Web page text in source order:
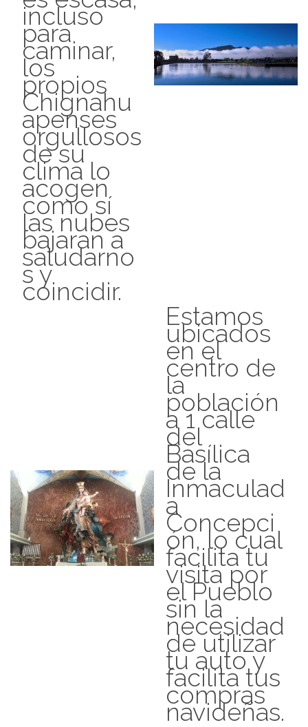
incluso
para
caminar,
los
propios
Chignahu
apenses
orgullosos
de su
clima lo
acogen
como sí
las nubes
bajaran a
saludarno
s y
coincidir.
Estamos
ubicados
en el
centro de
la
población
a 1 calle
del
Basílica
de la
Inmaculad
a
Concepci
ón, lo cual
facilita tu
visita por
el Pueblo
sin la
necesidad
de utilizar
tu auto y
facilita tus
compras
navideñas.